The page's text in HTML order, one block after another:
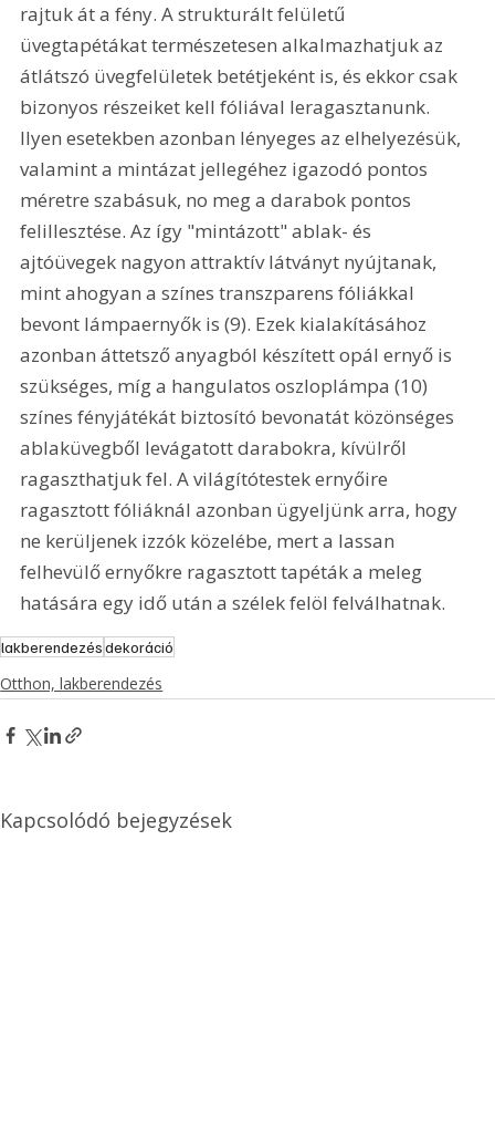
rajtuk át a fény. A strukturált felületű
üvegtapétákat természetesen alkalmazhatjuk az
átlátszó üvegfelületek betétjeként is, és ekkor csak
bizonyos részeiket kell fóliával leragasztanunk.
Ilyen esetekben azonban lényeges az elhelyezésük,
valamint a mintázat jellegéhez igazodó pontos
méretre szabásuk, no meg a darabok pontos
felillesztése. Az így "mintázott" ablak- és
ajtóüvegek nagyon attraktív látványt nyújtanak,
mint ahogyan a színes transzparens fóliákkal
bevont lámpaernyők is (9). Ezek kialakításához
azonban áttetsző anyagból készített opál ernyő is
szükséges, míg a hangulatos oszloplámpa (10)
színes fényjátékát biztosító bevonatát közönséges
ablaküvegből levágatott darabokra, kívülről
ragaszthatjuk fel. A világítótestek ernyőire
ragasztott fóliáknál azonban ügyeljünk arra, hogy
ne kerüljenek izzók közelébe, mert a lassan
felhevülő ernyőkre ragasztott tapéták a meleg
hatására egy idő után a szélek felöl felválhatnak.
lakberendezésdekoráció
Otthon, lakberendezés
Kapcsolódó bejegyzések